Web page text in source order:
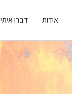
אודות דברו איתי